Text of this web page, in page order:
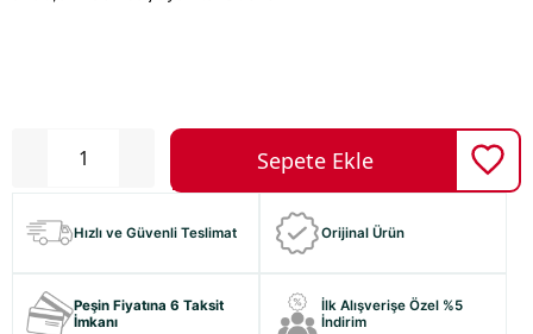
Hızlı ve Güvenli Teslimat Orijinal Ürün
Peşin Fiyatına 6 Taksit
İmkanı
İlk Alışverişe Özel %5
İndirim